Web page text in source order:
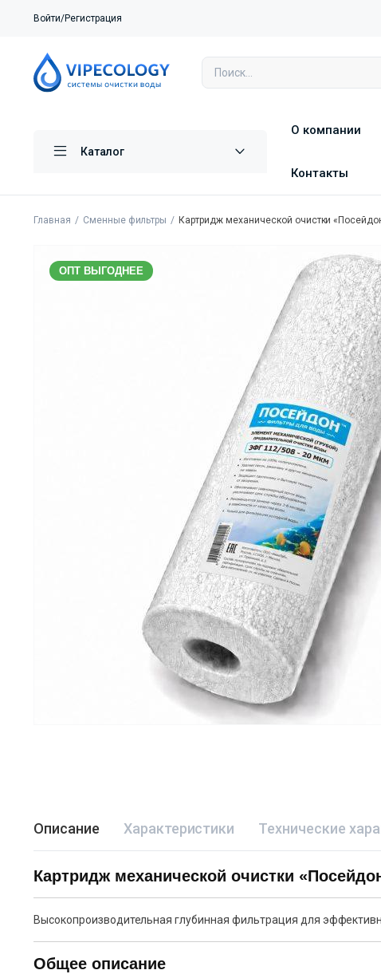
Войти/Регистрация
Каталог
О компании
Контакты
Главная Сменные фильтры Картридж механической очистки
ОПТ ВЫГОДНЕЕ
Описание Характеристики Технические
Картридж механической очистки
Высокопроизводительная глубинная фильтрация для
Общее описание